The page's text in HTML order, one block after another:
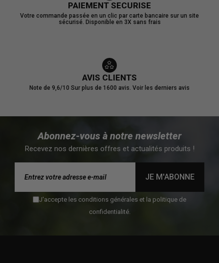
PAIEMENT SECURISE
Votre commande passée en un clic par carte bancaire sur un site
sécurisé. Disponible en 3X sans frais
AVIS CLIENTS
Note de 9,6/10 Sur plus de 1600 avis. Voir les derniers avis
Abonnez-vous à notre newsletter
Recevez nos dernières offres et actualités produits !
JE M'ABONNE
J'accepte les conditions générales et la politique de
confidentialité.